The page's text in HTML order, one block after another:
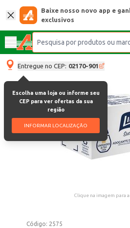
Baixe nosso novo app e
exclusivos
Entregue no CEP: 02170-901
Escolha uma loja ou informe seu
CEP para ver ofertas da sua
região
INFORMAR LOCALIZAÇÃO
Clique na imagem para
Código: 2575